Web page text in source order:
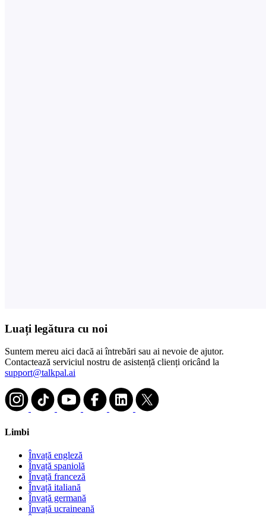
Luați legătura cu noi
Suntem mereu aici dacă ai întrebări sau ai nevoie de ajutor.
Contactează serviciul nostru de asistență clienți oricând la
support@talkpal.ai
Limbi
Învață engleză
Învață spaniolă
Învață franceză
Învață italiană
Învață germană
Învață ucraineană